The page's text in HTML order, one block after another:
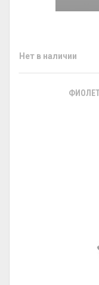
Нет в наличии